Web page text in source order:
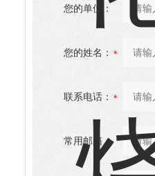
您的单位：
您的姓名：
联系电话：
常用邮箱：